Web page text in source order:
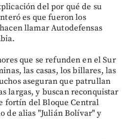
del por qué de su
es que fueron los
llamar Autodefensas
que se refunden en el Sur
las casas, los billares, las
aseguran que patrullan
largas, y buscan reconquistar
fortín del Bloque Central
de alias "Julián Bolívar" y